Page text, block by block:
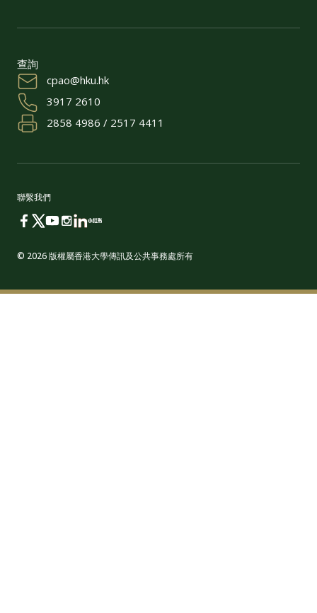
查詢
cpao@hku.hk
3917 2610
2858 4986 / 2517 4411
© 2026 版權屬香港大學傳訊及公共事務處所有
聯繫我們